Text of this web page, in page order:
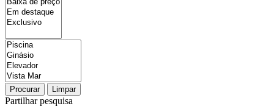
Procurar Limpar
Partilhar pesquisa